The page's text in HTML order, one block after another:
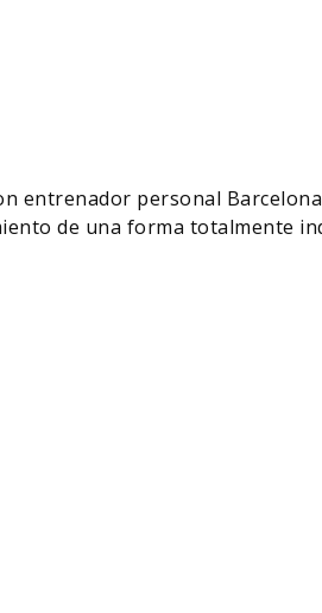
entrenador personal Barcelona
de una forma totalmente